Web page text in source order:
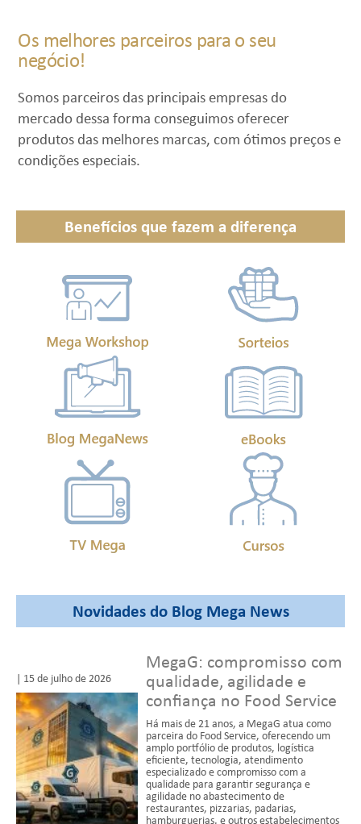
Os melhores parceiros para o seu
negócio!
Somos parceiros das principais empresas do
mercado dessa forma conseguimos oferecer
produtos das melhores marcas, com ótimos preços e
condições especiais.
Benefícios que fazem a diferença
Novidades do Blog Mega News
| 15 de julho de 2026
MegaG: compromisso com
qualidade, agilidade e
confiança no Food Service
Há mais de 21 anos, a MegaG atua como
parceira do Food Service, oferecendo um
amplo portfólio de produtos, logística
eficiente, tecnologia, atendimento
especializado e compromisso com a
qualidade para garantir segurança e
agilidade no abastecimento de
restaurantes, pizzarias, padarias,
hamburguerias, e outros estabelecimentos